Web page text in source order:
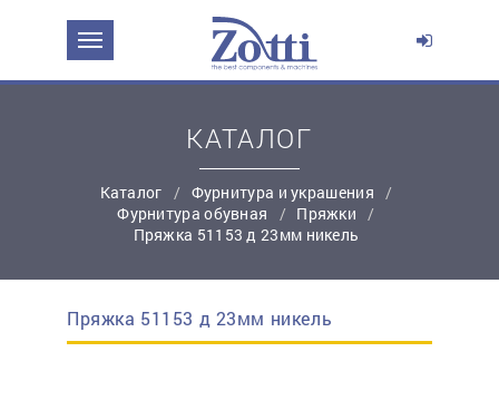
КАТАЛОГ
Каталог
Фурнитура и украшения
Фурнитура обувная
Пряжки
Пряжка 51153 д 23мм никель
Пряжка 51153 д 23мм никель
ЗАДАТЬ ВОПРОС О ПРОДУКТЕ
Эл. почта:*
Контактный телефон:*